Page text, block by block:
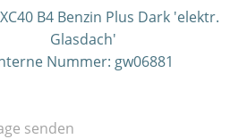
B4 Benzin Plus Dark 'elektr.
Glasdach'
Nummer: gw06881
senden